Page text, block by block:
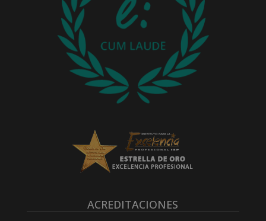
ACREDITACIONES